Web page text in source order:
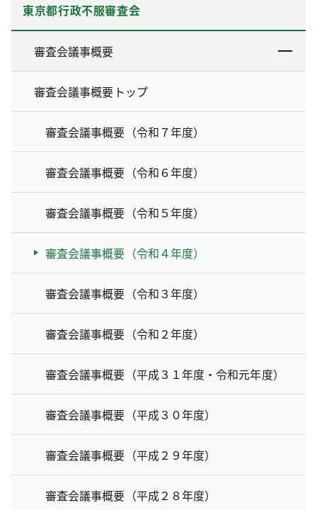
東京都行政不服審査会
審査会議事概要
審査会議事概要トップ
審査会議事概要（令和７年度）
審査会議事概要（令和６年度）
審査会議事概要（令和５年度）
審査会議事概要（令和４年度）
審査会議事概要（令和３年度）
審査会議事概要（令和２年度）
審査会議事概要（平成３１年度・令和元年度）
審査会議事概要（平成３０年度）
審査会議事概要（平成２９年度）
審査会議事概要（平成２８年度）